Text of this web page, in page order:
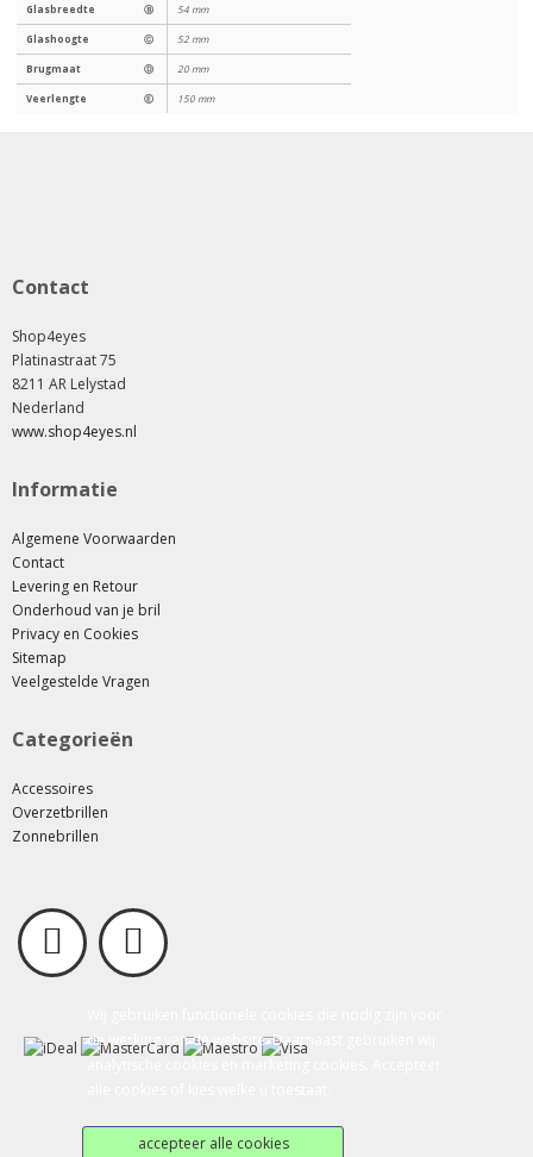
de werking van de website. Daarnaast gebruiken wij
accepteer alle cookies
Glasbreedte Ⓑ 54 mm
Glashoogte Ⓒ 52 mm
Brugmaat Ⓓ 20 mm
Veerlengte Ⓔ 150 mm
Contact
Shop4eyes
Platinastraat 75
8211 AR Lelystad
Nederland
www.shop4eyes.nl
Informatie
Algemene Voorwaarden
Contact
Levering en Retour
Onderhoud van je bril
Privacy en Cookies
Sitemap
Veelgestelde Vragen
Categorieën
Accessoires
Overzetbrillen
Zonnebrillen